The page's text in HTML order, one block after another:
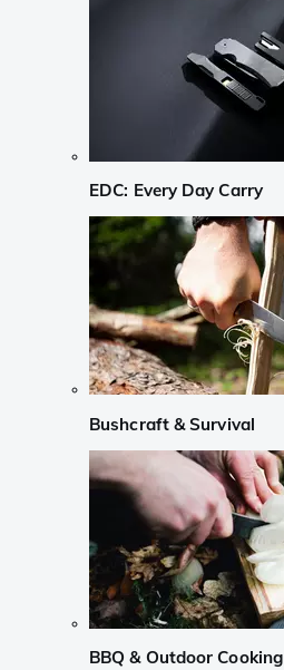
EDC: Every Day Carry
Bushcraft & Survival
BBQ & Outdoor Cooking